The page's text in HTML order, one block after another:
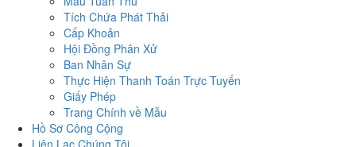
Tích Chứa Phát Thải
Cấp Khoản
Hội Đồng Phân Xử
Ban Nhân Sự
Thực Hiện Thanh Toán Trực Tuyến
Giấy Phép
Trang Chính về Mẫu
Hồ Sơ Công Cộng
Liên Lạc Chúng Tôi